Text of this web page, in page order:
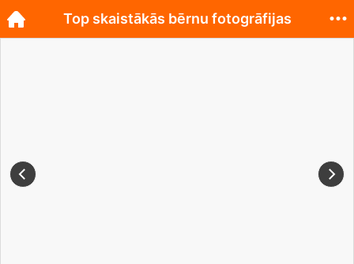
Top skaistākās bērnu fotogrāfijas